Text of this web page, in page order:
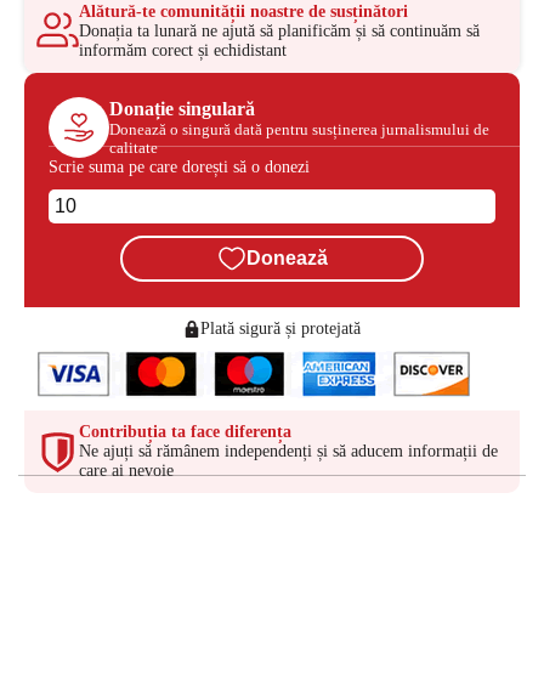
Alătură-te comunității noastre de susținători
Donația ta lunară ne ajută să planificăm și să continuăm să
informăm corect și echidistant
Donație singulară
Donează o singură dată pentru susținerea jurnalismului de
calitate
Scrie suma pe care dorești să o donezi
Donează
Plată sigură și protejată
Contribuția ta face diferența
Ne ajuți să rămânem independenți și să aducem informații de
care ai nevoie